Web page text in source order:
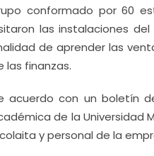
conformado por 60
las instalaciones
de aprender las
las finanzas.
acuerdo con un boletín
de la Universidad
y personal de la